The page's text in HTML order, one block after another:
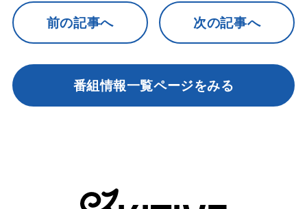
前の記事へ 次の記事へ
番組情報一覧ページをみる